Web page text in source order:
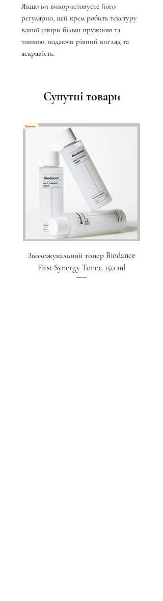
Якщо ви використовуєте його
регулярно, цей крем робить текстуру
вашої шкіри більш пружною та
тонкою, надаючи рівний вигляд та
яскравість.
Супутні товари
Зволожувальний тонер Biodance
First Synergy Toner, 150 ml